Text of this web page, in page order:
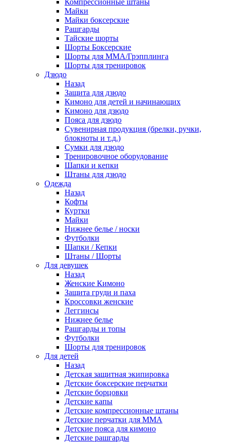
Компрессионные штаны
Майки
Майки боксерские
Рашгарды
Тайские шорты
Шорты Боксерские
Шорты для ММА/Грэпплинга
Шорты для тренировок
Дзюдо
Назад
Защита для дзюдо
Кимоно для детей и начинающих
Кимоно для дзюдо
Пояса для дзюдо
Сувенирная продукция (брелки, ручки,
блокноты и т.д.)
Сумки для дзюдо
Тренировочное оборудование
Шапки и кепки
Штаны для дзюдо
Одежда
Назад
Кофты
Куртки
Майки
Нижнее белье / носки
Футболки
Шапки / Кепки
Штаны / Шорты
Для девушек
Назад
Женские Кимоно
Защита груди и паха
Кроссовки женские
Леггинсы
Нижнее белье
Рашгарды и топы
Футболки
Шорты для тренировок
Для детей
Назад
Детская защитная экипировка
Детские боксерские перчатки
Детские борцовки
Детские капы
Детские компрессионные штаны
Детские перчатки для ММА
Детские пояса для кимоно
Детские рашгарды